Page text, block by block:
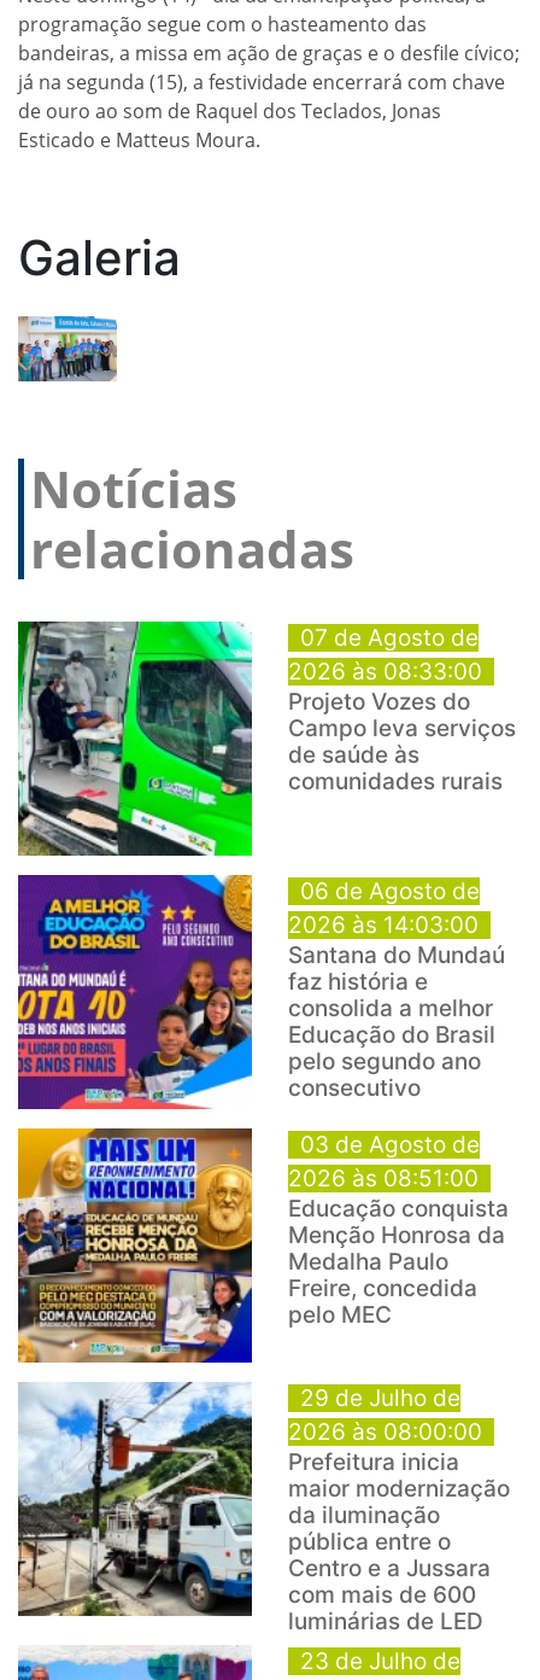
programação segue com o hasteamento das
bandeiras, a missa em ação de graças e o desfile cívico;
já na segunda (15), a festividade encerrará com chave
de ouro ao som de Raquel dos Teclados, Jonas
Esticado e Matteus Moura.
Galeria
Notícias
relacionadas
07 de Agosto de
2026 às 08:33:00
Projeto Vozes do
Campo leva serviços
de saúde às
comunidades rurais
06 de Agosto de
2026 às 14:03:00
Santana do Mundaú
faz história e
consolida a melhor
Educação do Brasil
pelo segundo ano
consecutivo
03 de Agosto de
2026 às 08:51:00
Educação conquista
Menção Honrosa da
Medalha Paulo
Freire, concedida
pelo MEC
29 de Julho de
2026 às 08:00:00
Prefeitura inicia
maior modernização
da iluminação
pública entre o
Centro e a Jussara
com mais de 600
luminárias de LED
23 de Julho de